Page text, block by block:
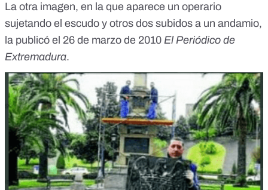
La otra imagen, en la que aparece un operario
sujetando el escudo y otros dos subidos a un andamio,
la publicó el 26 de marzo de 2010 El Periódico de
Extremadura.